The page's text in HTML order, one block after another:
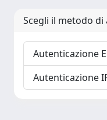
Scegli il metodo
Autenticazione
Autenticazione